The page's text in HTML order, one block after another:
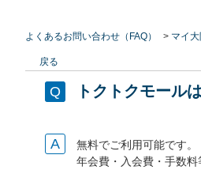
よくあるお問い合わせ（FAQ） > マイ大
戻る
トクトクモール
無料でご利用可能です。
年会費・入会費・手数料